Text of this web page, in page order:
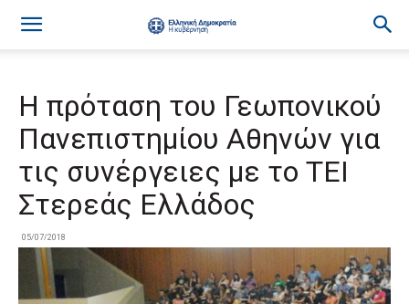
Η πρόταση του Γεωπονικού
Πανεπιστημίου Αθηνών για
τις συνέργειες με το ΤΕΙ
Στερεάς Ελλάδος
05/07/2018